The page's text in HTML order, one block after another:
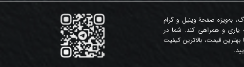
به‌ویژه صفحۀ وینیل و گرام
یاری و همراهی کند. شما در
قیمت، بالاترین کیفیت